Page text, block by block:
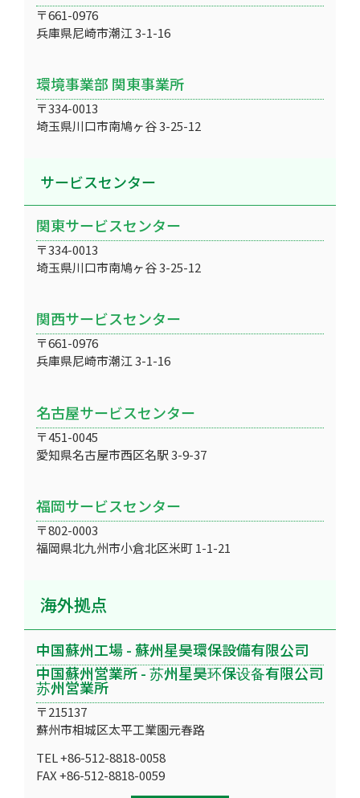
〒661-0976
兵庫県尼崎市潮江 3-1-16
環境事業部 関東事業所
〒334-0013
埼玉県川口市南鳩ヶ谷 3-25-12
サービスセンター
関東サービスセンター
〒334-0013
埼玉県川口市南鳩ヶ谷 3-25-12
関西サービスセンター
〒661-0976
兵庫県尼崎市潮江 3-1-16
名古屋サービスセンター
〒451-0045
愛知県名古屋市西区名駅 3-9-37
福岡サービスセンター
〒802-0003
福岡県北九州市小倉北区米町 1-1-21
海外拠点
中国蘇州工場 - 蘇州星昊環保設備有限公司
中国蘇州営業所 - 苏州星昊环保设备有限公司
苏州営業所
〒215137
蘇州市相城区太平工業園元春路
TEL +86-512-8818-0058
FAX +86-512-8818-0059